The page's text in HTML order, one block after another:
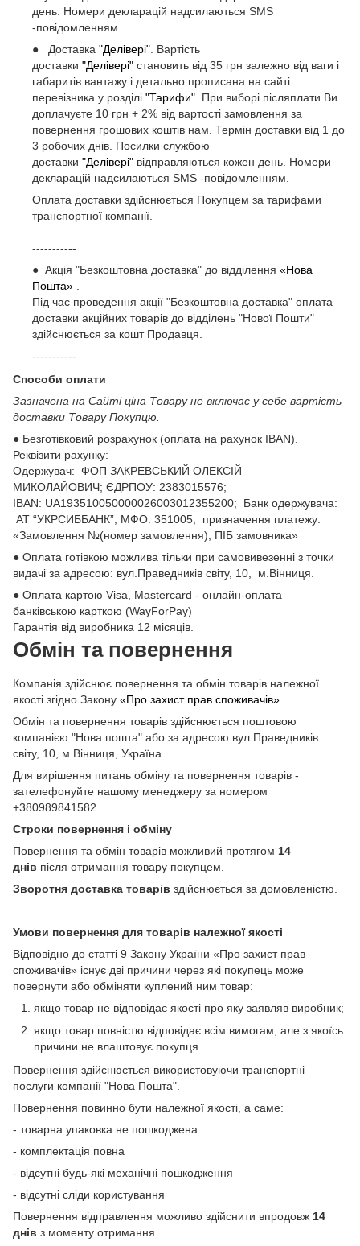
день. Номери декларацій надсилаються SMS
-повідомленням.
● Доставка "Делівері". Вартість
доставки "Делівері" становить від 35 грн залежно від ваги і
габаритів вантажу і детально прописана на сайті
перевізника у розділі "Тарифи". При виборі післяплати Ви
доплачуєте 10 грн + 2% від вартості замовлення за
повернення грошових коштів нам. Термін доставки від 1 до
3 робочих днів. Посилки службою
доставки "Делівері" відправляються кожен день. Номери
декларацій надсилаються SMS -повідомленням.
Оплата доставки здійснюється Покупцем за тарифами
транспортної компанії.
-----------
● Акція "Безкоштовна доставка" до відділення «Нова
Пошта» .
Під час проведення акції "Безкоштовна доставка" оплата
доставки акційних товарів до відділень "Нової Пошти"
здійснюється за кошт Продавця.
-----------
Способи оплати
Зазначена на Сайті ціна Товару не включає у себе вартість
доставки Товару Покупцю.
● Безготівковий розрахунок (оплата на рахунок IBAN).
Реквізити рахунку:
Одержувач: ФОП ЗАКРЕВСЬКИЙ ОЛЕКСІЙ
МИКОЛАЙОВИЧ; ЄДРПОУ: 2383015576;
ІВАN: UA193510050000026003012355200; Банк одержувача:
АТ “УКРСИББАНК”, МФО: 351005, призначення платежу:
«Замовлення №(номер замовлення), ПІБ замовника»
● Оплата готівкою можлива тільки при самовивезенні з точки
видачі за адресою: вул.Праведників світу, 10, м.Вінниця.
● Оплата картою Visa, Mastercard - онлайн-оплата
банківською карткою (WayForPay)
Гарантія від виробника 12 місяців.
Обмін та повернення
Компанія здійснює повернення та обмін товарів належної
якості згідно Закону «Про захист прав споживачів»
Обмін та повернення товарів здійснюється поштовою
компанією "Нова пошта" або за адресою вул.Праведників
світу, 10, м.Вінниця, Україна.
Для вирішення питань обміну та повернення товарів -
зателефонуйте нашому менеджеру за номером
+380989841582.
Строки повернення і обміну
Повернення та обмін товарів можливий протягом 14
днів після отримання товару покупцем.
Зворотня доставка товарів здійснюється за домовленістю.
Умови повернення для товарів належної якості
Відповідно до статті 9 Закону України «Про захист прав
споживачів» існує дві причини через які покупець може
повернути або обміняти куплений ним товар:
якщо товар не відповідає якості про яку заявляв виробник;
якщо товар повністю відповідає всім вимогам, але з якоїсь
причини не влаштовує покупця.
Повернення здійснюється використовуючи транспортні
послуги компанії "Нова Пошта".
Повернення повинно бути належної якості, а саме:
- товарна упаковка не пошкоджена
- комплектація повна
- відсутні будь-які механічні пошкодження
- відсутні сліди користування
Повернення відправлення можливо здійснити впродовж 14
днів з моменту отримання.